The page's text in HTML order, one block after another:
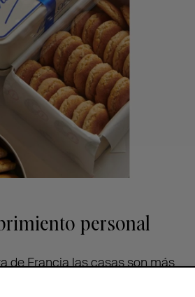
personal
de Francia las casas son más
es más infeliz.”